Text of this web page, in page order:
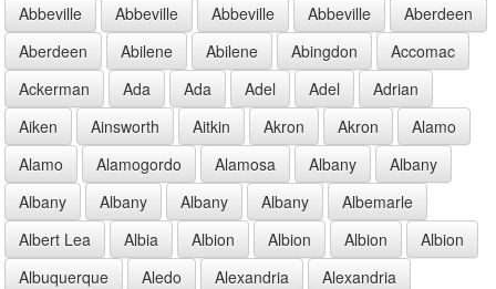
Abbeville Abbeville Abbeville Abbeville
Aberdeen
Aberdeen
Abilene Abilene Abingdon
Accomac
Ackerman
Ada Ada Adel Adel
Adrian
Aiken
Ainsworth Aitkin Akron Akron
Alamo
Alamo
Alamogordo Alamosa Albany
Albany
Albany
Albany Albany Albany
Albemarle
Albert Lea
Albia Albion Albion Albion
Albion
Albuquerque
Aledo Alexandria
Alexandria